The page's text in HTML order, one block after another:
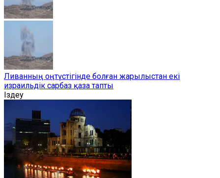
Ливанның оңтүстігінде болған жарылыстан екі
израильдік сарбаз қаза тапты
Іздеу